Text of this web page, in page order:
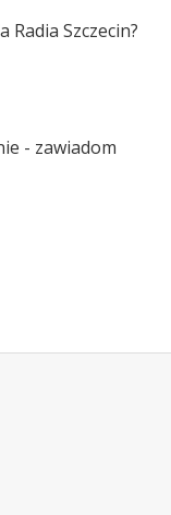
Radia Szczecin?
- zawiadom